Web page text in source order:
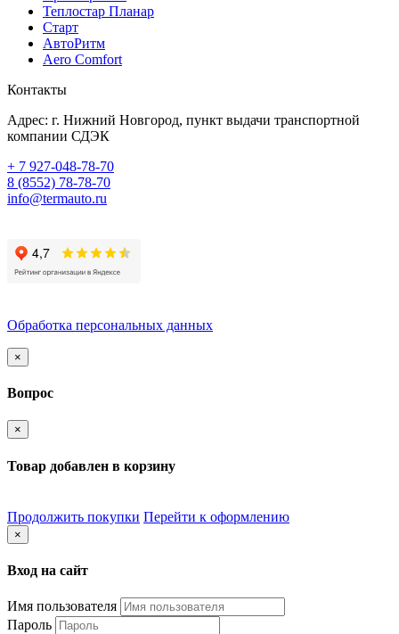
Теплостар Планар
Старт
АвтоРитм
Aero Comfort
Контакты
Адрес: г. Нижний Новгород, пункт выдачи транспортной
компании СДЭК
+ 7 927-048-78-70
8 (8552) 78-78-70
info@termauto.ru
Обработка персональных данных
×
Вопрос
×
Товар добавлен в корзину
Продолжить покупки Перейти к оформлению
×
Вход на сайт
Имя пользователя
Пароль